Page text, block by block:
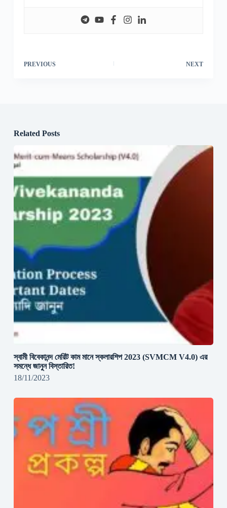
PREVIOUS NEXT
Related Posts
স্বামী বিবেকানন্দ মেরিট কাম মানে স্কলারশিপ 2023 (SVMCM V4.0) এর
সমন্ধে জানুন বিস্তারিত!
18/11/2023